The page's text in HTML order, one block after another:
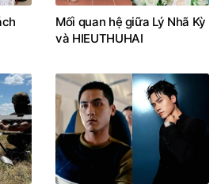
Mối quan hệ giữa Lý Nhã Kỳ
và HIEUTHUHAI